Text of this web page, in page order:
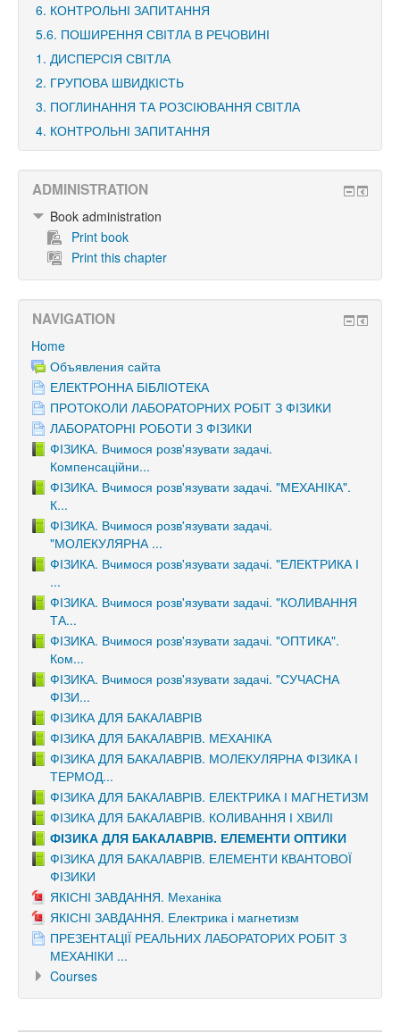
6. КОНТРОЛЬНІ ЗАПИТАННЯ
5.6. ПОШИРЕННЯ СВІТЛА В РЕЧОВИНІ
1. ДИСПЕРСІЯ СВІТЛА
2. ГРУПОВА ШВИДКІСТЬ
3. ПОГЛИНАННЯ ТА РОЗСІЮВАННЯ СВІТЛА
4. КОНТРОЛЬНІ ЗАПИТАННЯ
ADMINISTRATION
Book administration
Print book
Print this chapter
NAVIGATION
Home
Объявления сайта
ЕЛЕКТРОННА БІБЛІОТЕКА
ПРОТОКОЛИ ЛАБОРАТОРНИХ РОБІТ З ФІЗИКИ
ЛАБОРАТОРНІ РОБОТИ З ФІЗИКИ
ФІЗИКА. Вчимося розв'язувати задачі.
Компенсаційни...
ФІЗИКА. Вчимося розв'язувати задачі. "МЕХАНІКА".
К...
ФІЗИКА. Вчимося розв'язувати задачі.
"МОЛЕКУЛЯРНА ...
ФІЗИКА. Вчимося розв'язувати задачі. "ЕЛЕКТРИКА І
...
ФІЗИКА. Вчимося розв'язувати задачі. "КОЛИВАННЯ
ТА...
ФІЗИКА. Вчимося розв'язувати задачі. "ОПТИКА".
Ком...
ФІЗИКА. Вчимося розв'язувати задачі. "СУЧАСНА
ФІЗИ...
ФІЗИКА ДЛЯ БАКАЛАВРІВ
ФІЗИКА ДЛЯ БАКАЛАВРІВ. МЕХАНІКА
ФІЗИКА ДЛЯ БАКАЛАВРІВ. МОЛЕКУЛЯРНА ФІЗИКА І
ТЕРМОД...
ФІЗИКА ДЛЯ БАКАЛАВРІВ. ЕЛЕКТРИКА І МАГНЕТИЗМ
ФІЗИКА ДЛЯ БАКАЛАВРІВ. КОЛИВАННЯ І ХВИЛІ
ФІЗИКА ДЛЯ БАКАЛАВРІВ. ЕЛЕМЕНТИ ОПТИКИ
ФІЗИКА ДЛЯ БАКАЛАВРІВ. ЕЛЕМЕНТИ КВАНТОВОЇ
ФІЗИКИ
ЯКІСНІ ЗАВДАННЯ. Механіка
ЯКІСНІ ЗАВДАННЯ. Електрика і магнетизм
ПРЕЗЕНТАЦІЇ РЕАЛЬНИХ ЛАБОРАТОРИХ РОБІТ З
МЕХАНІКИ ...
Courses